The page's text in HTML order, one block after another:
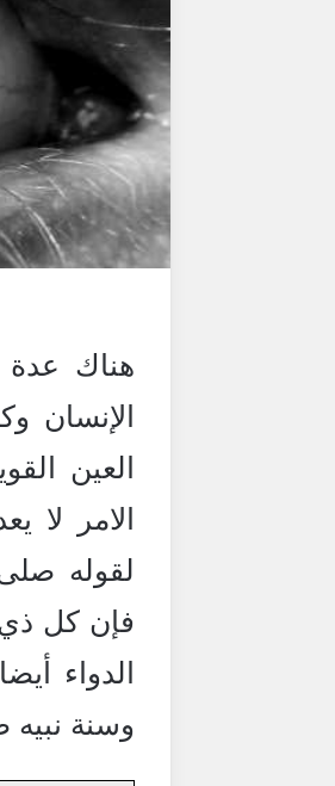
هناك
الإنسان
العين
الامر لا
لقوله
فإن كل ذي
الدواء
وسنة نبيه